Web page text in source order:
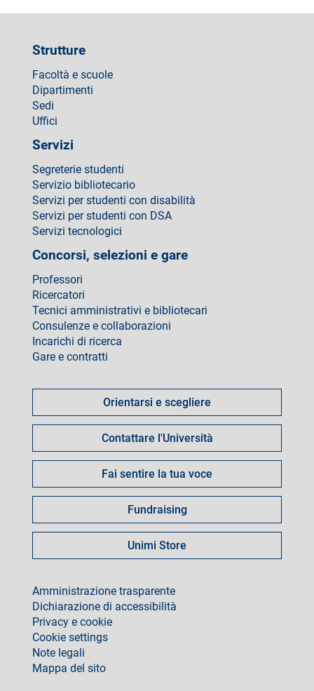
Strutture
Facoltà e scuole
Dipartimenti
Sedi
Uffici
Servizi
Segreterie studenti
Servizio bibliotecario
Servizi per studenti con disabilità
Servizi per studenti con DSA
Servizi tecnologici
Concorsi, selezioni e gare
Professori
Ricercatori
Tecnici amministrativi e bibliotecari
Consulenze e collaborazioni
Incarichi di ricerca
Gare e contratti
fare
Orientarsi e scegliere
Contattare l'Università
Fai sentire la tua voce
Fundraising
Unimi Store
footer
Amministrazione trasparente
Dichiarazione di accessibilità
Privacy e cookie
Cookie settings
Note legali
Mappa del sito